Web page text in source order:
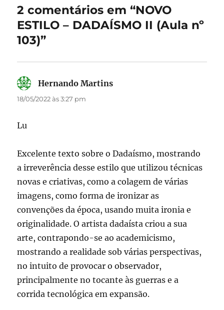
o
k
n
2 comentários em “NOVO
ESTILO – DADAÍSMO II (Aula nº
103)”
Hernando Martins
18/05/2022 às 3:27 pm
Lu
Excelente texto sobre o Dadaísmo, mostrando
a irreverência desse estilo que utilizou técnicas
novas e criativas, como a colagem de várias
imagens, como forma de ironizar as
convenções da época, usando muita ironia e
originalidade. O artista dadaísta criou a sua
arte, contrapondo-se ao academicismo,
mostrando a realidade sob várias perspectivas,
no intuito de provocar o observador,
principalmente no tocante às guerras e a
corrida tecnológica em expansão.